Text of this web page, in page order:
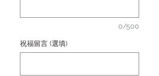
0/500
祝福留言 (選填)